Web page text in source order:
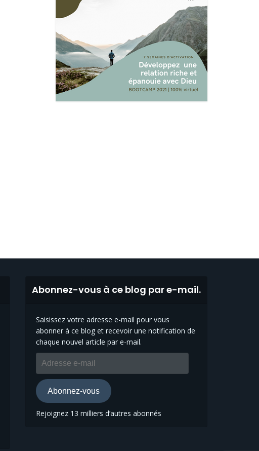
Abonnez-vous à ce blog par e-mail.
Saisissez votre adresse e-mail pour vous
abonner à ce blog et recevoir une notification de
chaque nouvel article par e-mail.
Adresse
e-
mail
Abonnez-vous
Rejoignez 13 milliers d’autres abonnés